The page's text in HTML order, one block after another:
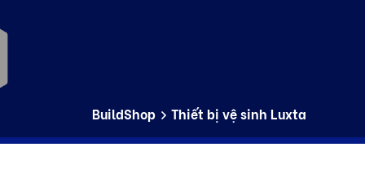
BuildShop Thiết bị vệ sinh Luxta